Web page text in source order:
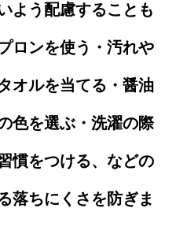
よう配慮することも
ロンを使う・汚れや
オルを当てる・醤油
色を選ぶ・洗濯の際
慣をつける、などの
落ちにくさを防ぎま